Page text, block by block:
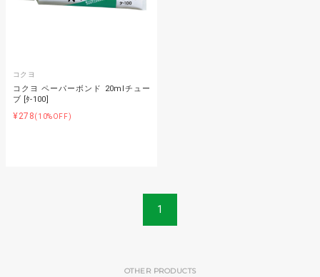
コクヨ
コクヨ ペーパーボンド 20mlチュー
ブ [ﾀ-100]
¥278(10%OFF)
1
OTHER PRODUCTS